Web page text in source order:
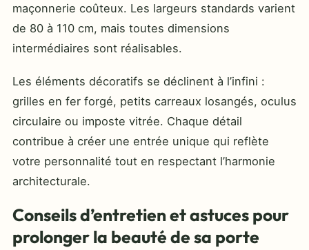
maçonnerie coûteux. Les largeurs standards varient
de 80 à 110 cm, mais toutes dimensions
intermédiaires sont réalisables.
Les éléments décoratifs se déclinent à l’infini :
grilles en fer forgé, petits carreaux losangés, oculus
circulaire ou imposte vitrée. Chaque détail
contribue à créer une entrée unique qui reflète
votre personnalité tout en respectant l’harmonie
architecturale.
Conseils d’entretien et astuces pour
prolonger la beauté de sa porte